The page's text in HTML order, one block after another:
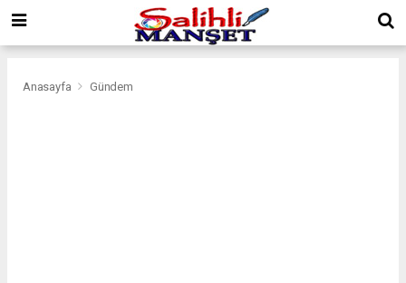
Anasayfa Gündem